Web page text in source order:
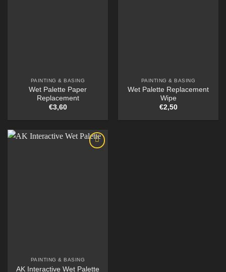
PAINTING & BASING
Wet Palette Paper
Replacement
€3,60
PAINTING & BASING
Wet Palette Replacement
Wipe
€2,50
PAINTING & BASING
AK Interactive Wet Palette